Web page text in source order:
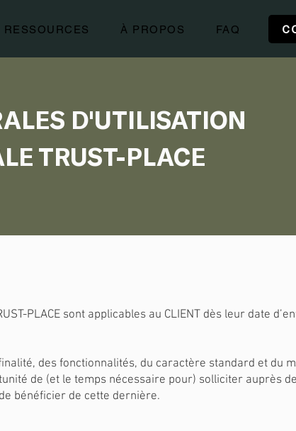
RESSOURCES À PROPOS FAQ
D'UTILISATION
TRUST-PLACE
PLACE sont applicables au CLIENT dès leur date
des fonctionnalités, du caractère standard et du
de (et le temps nécessaire pour) solliciter auprès de
bénéficier de cette dernière.